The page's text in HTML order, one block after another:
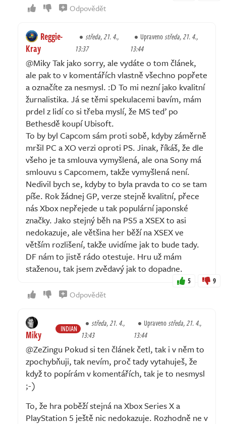
Odpovědět
Reggie-
Kray
středa, 21. 4.,
13:37
Upravenostředa, 21. 4.,
13:44
@Miky Tak jako sorry, ale vydáte o tom článek,
ale pak to v komentářích vlastně všechno popřete
a označíte za nesmysl. :D To mi nezní jako kvalitní
žurnalistika. Já se těmi spekulacemi bavím, mám
prdel z lidí co si třeba myslí, že MS teď po
Bethesdě koupí Ubisoft.
To by byl Capcom sám proti sobě, kdyby záměrně
mršil PC a XO verzi oproti PS. Jinak, říkáš, že dle
všeho je ta smlouva vymyšlená, ale ona Sony má
smlouvu s Capcomem, takže vymyšlená není.
Nedivil bych se, kdyby to byla pravda to co se tam
píše. Rok žádnej GP, verze stejně kvalitní, přece
nás Xbox nepřejede u tak populární japonské
značky. Jako stejný běh na PS5 a XSEX to asi
nedokazuje, ale většina her běží na XSEX ve
větším rozlišení, takže uvidíme jak to bude tady.
DF nám to jistě rádo otestuje. Hru už mám
staženou, tak jsem zvědavý jak to dopadne.
5 9
Odpovědět
Miky INDIAN
středa, 21. 4.,
13:43
Upravenostředa, 21. 4.,
13:44
@ZeZingu Pokud si ten článek četl, tak i v něm to
zpochybňuji, tak nevím, proč tady vytahuješ, že
když to popírám v komentářích, tak je to nesmysl
;-)
To, že hra poběží stejná na Xbox Series X a
PlayStation 5 ještě nic nedokazuje. Rozhodně ne v